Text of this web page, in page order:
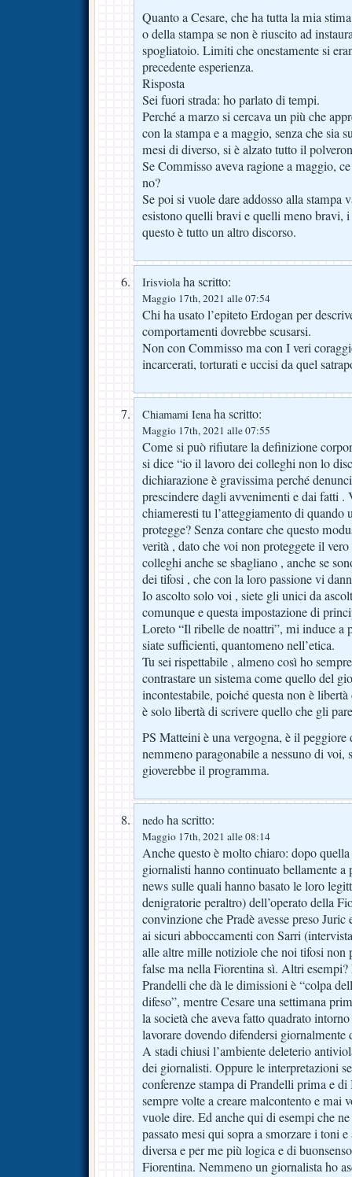
Quanto a Cesare, che ha tutta la mia
o della stampa se non è riuscito ad
spogliatoio. Limiti che onestamente si
precedente esperienza.
Risposta
Sei fuori strada: ho parlato di tempi.
Perché a marzo si cercava un più che
con la stampa e a maggio, senza che sia
mesi di diverso, si è alzato tutto il
Se Commisso aveva ragione a maggio,
no?
Se poi si vuole dare addosso alla stampa
esistono quelli bravi e quelli meno bravi,
questo è tutto un altro discorso.
Irisviolaha scritto:
Maggio 17th, 2021 alle 07:54
Chi ha usato l’epiteto Erdogan per
comportamenti dovrebbe scusarsi.
Non con Commisso ma con I veri
incarcerati, torturati e uccisi da quel
Chiamami Ienaha scritto:
Maggio 17th, 2021 alle 07:55
Come si può rifiutare la definizione
si dice “io il lavoro dei colleghi non lo
dichiarazione è gravissima perché
prescindere dagli avvenimenti e dai fatti
chiameresti tu l’atteggiamento di quando
protegge? Senza contare che questo
verità , dato che voi non proteggete il
colleghi anche se sbagliano , anche se
dei tifosi , che con la loro passione vi
Io ascolto solo voi , siete gli unici da
comunque e questa impostazione di
Loreto “Il ribelle de noattri”, mi induce a
siate sufficienti, quantomeno nell’etica.
Tu sei rispettabile , almeno così ho
contrastare un sistema come quello del
incontestabile, poiché questa non è
è solo libertà di scrivere quello che gli
PS Matteini è una vergogna, è il peggiore
nemmeno paragonabile a nessuno di voi,
gioverebbe il programma.
nedo ha scritto:
Maggio 17th, 2021 alle 08:14
Anche questo è molto chiaro: dopo
giornalisti hanno continuato bellamente a
news sulle quali hanno basato le loro
denigratorie peraltro) dell’operato della
convinzione che Pradè avesse preso
ai sicuri abboccamenti con Sarri
alle altre mille notiziole che noi tifosi non
false ma nella Fiorentina sì. Altri
Prandelli che dà le dimissioni è “colpa
difeso”, mentre Cesare una settimana
la società che aveva fatto quadrato
lavorare dovendo difendersi giornalmente
A stadi chiusi l’ambiente deleterio
dei giornalisti. Oppure le interpretazioni
conferenze stampa di Prandelli prima e
sempre volte a creare malcontento e mai
vuole dire. Ed anche qui di esempi che
passato mesi qui sopra a smorzare i toni
diversa e per me più logica e di
Fiorentina. Nemmeno un giornalista ho